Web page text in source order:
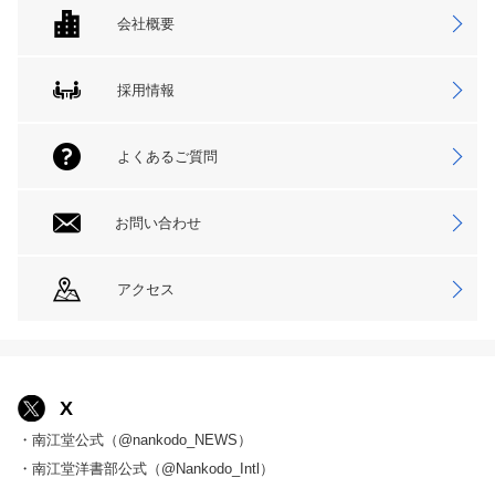
会社概要
採用情報
よくあるご質問
お問い合わせ
アクセス
X
・南江堂公式（@nankodo_NEWS）
・南江堂洋書部公式（@Nankodo_Intl）